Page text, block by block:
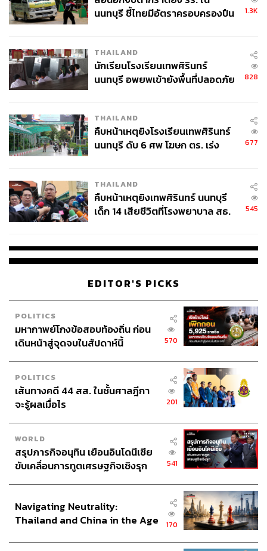
นนทบุรี ชี้ไทยมีอัตราครอบครองปืน
1.3K
THAILAND
นักเรียนโรงเรียนเทพศิรินทร์
นนทบุรี อพยพเข้ายังพื้นที่ปลอดภัย
828
THAILAND
คืบหน้าเหตุยิงโรงเรียนเทพศิรินทร์
นนทบุรี ดับ 6 ศพ โฆษก ตร. เร่ง
677
THAILAND
คืบหน้าเหตุยิงเทพศิรินทร์ นนทบุรี
เด็ก 14 เสียชีวิตที่โรงพยาบาล สธ.
545
EDITOR'S PICKS
POLITICS
มหากาพย์โกงข้อสอบท้องถิ่น ก่อน
เดินหน้าสู่จุดจบในสัปดาห์นี้
570
POLITICS
เส้นทางคดี 44 สส. ในชั้นศาลฎีกา
จะรู้ผลเมื่อไร
201
WORLD
สรุปภารกิจอนุทิน เยือนอินโดนีเซีย
ขับเคลื่อนการทูตเศรษฐกิจเชิงรุก
541
Navigating Neutrality:
Thailand and China in the Age
170